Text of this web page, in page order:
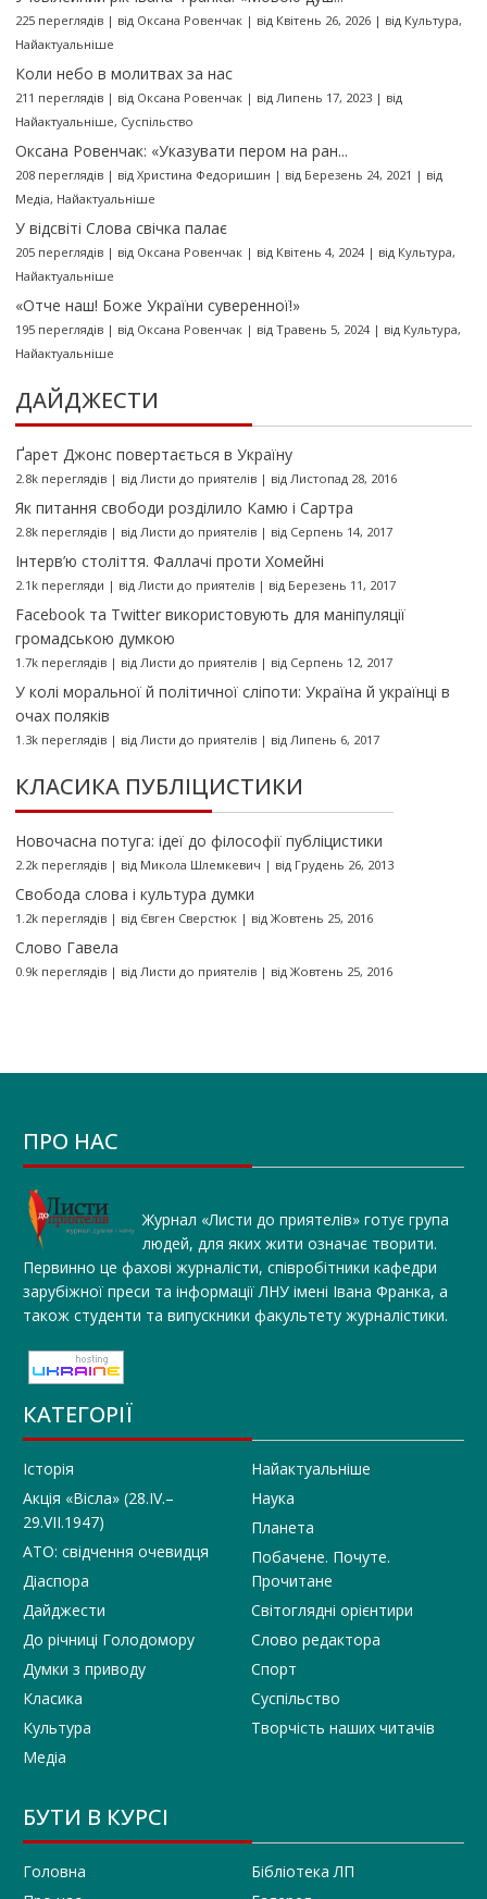
225 переглядів| від Оксана Ровенчак| від Квітень 26, 2026| від Культура,
Найактуальніше
Коли небо в молитвах за нас
211 переглядів| від Оксана Ровенчак| від Липень 17, 2023| від
Найактуальніше, Суспільство
Оксана Ровенчак: «Указувати пером на ран...
208 переглядів| від Христина Федоришин | від Березень 24, 2021 | від
Медіа, Найактуальніше
У відсвіті Слова свічка палає
205 переглядів| від Оксана Ровенчак| від Квітень 4, 2024| від Культура,
Найактуальніше
«Отче наш! Боже України суверенної!»
195 переглядів| від Оксана Ровенчак| від Травень 5, 2024| від Культура,
Найактуальніше
ДАЙДЖЕСТИ
Ґарет Джонс повертається в Україну
2.8k переглядів| від Листи до приятелів| від Листопад 28, 2016
Як питання свободи розділило Камю і Сартра
2.8k переглядів| від Листи до приятелів| від Серпень 14, 2017
Інтерв’ю століття. Фаллачі проти Хомейні
2.1k перегляди | від Листи до приятелів| від Березень 11, 2017
Facebook та Twitter використовують для маніпуляції
громадською думкою
1.7k переглядів| від Листи до приятелів| від Серпень 12, 2017
У колі моральної й політичної сліпоти: Україна й українці в
очах поляків
1.3k переглядів| від Листи до приятелів| від Липень 6, 2017
КЛАСИКА ПУБЛІЦИСТИКИ
Новочасна потуга: ідеї до філософії публіцистики
2.2k переглядів| від Микола Шлемкевич | від Грудень 26, 2013
Свобода слова і культура думки
1.2k переглядів| від Євген Сверстюк| від Жовтень 25, 2016
Слово Гавела
0.9k переглядів| від Листи до приятелів| від Жовтень 25, 2016
ПРО НАС
Журнал «Листи до приятелів» готує група
людей, для яких жити означає творити.
Первинно це фахові журналісти, співробітники кафедри
зарубіжної преси та інформації ЛНУ імені Івана Франка, а
також студенти та випускники факультету журналістики.
КАТЕГОРІЇ
Історія
Акція «Вісла» (28.IV.–
29.VII.1947)
АТО: свідчення очевидця
Діаспора
Дайджести
До річниці Голодомору
Думки з приводу
Класика
Культура
Медіа
Найактуальніше
Наука
Планета
Побачене. Почуте.
Прочитане
Світоглядні орієнтири
Слово редактора
Спорт
Суспільство
Творчість наших читачів
БУТИ В КУРСІ
Головна
Бібліотека ЛП